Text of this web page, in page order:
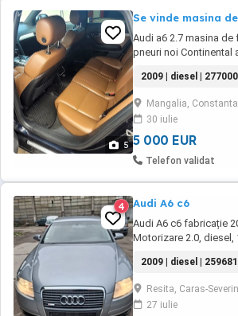
5
Se vinde masina
Audi a6 2.7 masina de
pneuri noi Continental
vopsea si scaune le
pe laterale masina nu
2009 | diesel |
Mangalia, Constanta
30 iulie
5 000 EUR
Telefon validat
4 Audi A6 c6
Audi A6 c6 fabricație
Motorizare 2.0, diesel,
Dotări: - Navigație
lumini și ploaie; -
spate cu afișaj pe
pe 2 zone; - Pilot
2009 | diesel |
Resita, Caras-Severin
27 iulie